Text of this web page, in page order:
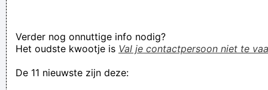
Verder nog onnuttige info nodig?
Het oudste kwootje is Val je contactpersoon niet te
De 11 nieuwste zijn deze: